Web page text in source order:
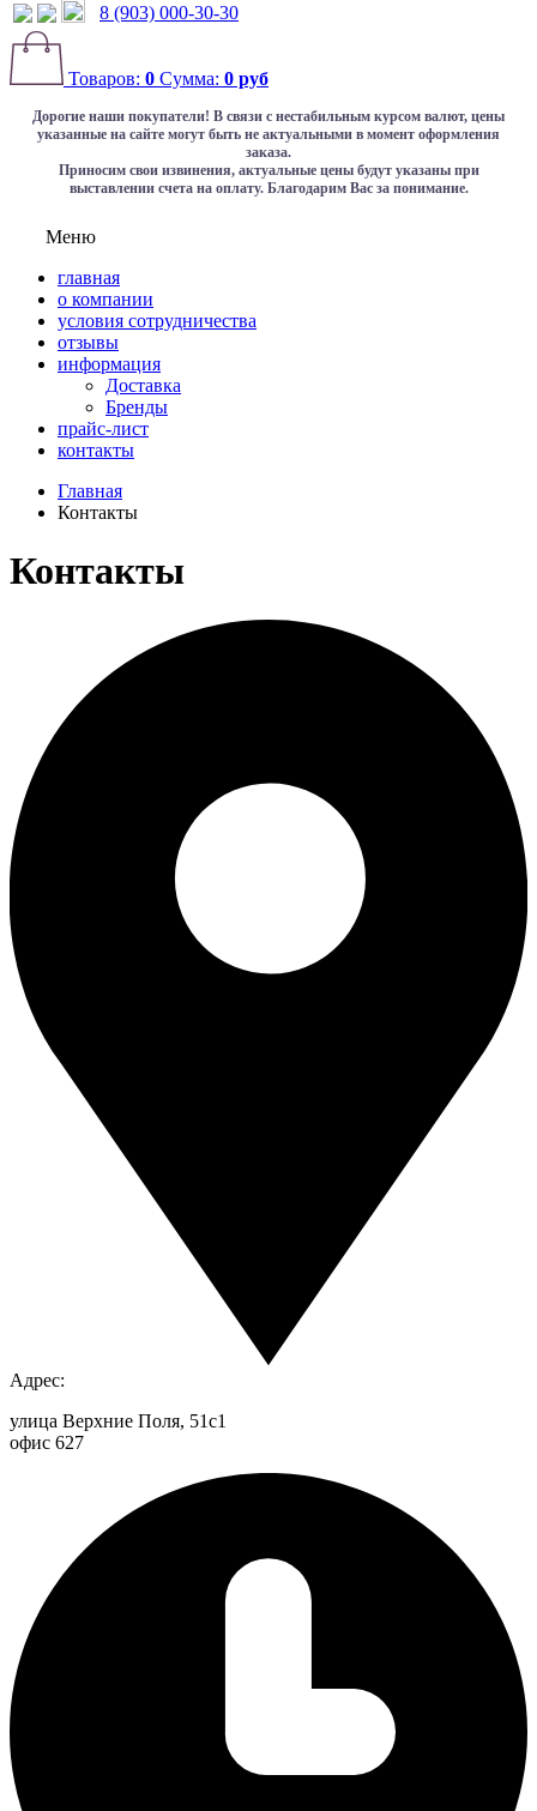
8 (903) 000-30-30
Товаров: 0 Сумма: 0 руб
Дорогие наши покупатели! В связи с нестабильным курсом валют, цены
указанные на сайте могут быть не актуальными в момент оформления
заказа.
Приносим свои извинения, актуальные цены будут указаны при
выставлении счета на оплату. Благодарим Вас за понимание.
Меню
главная
о компании
условия сотрудничества
отзывы
информация
Доставка
Бренды
прайс-лист
контакты
Главная
Контакты
Контакты
Адрес:
улица Верхние Поля, 51с1
офис 627